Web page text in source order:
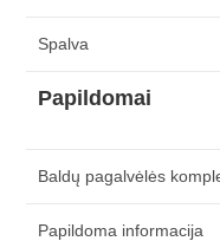
Spalva
Papildomai
Baldų pagalvėlės
Papildoma informacija